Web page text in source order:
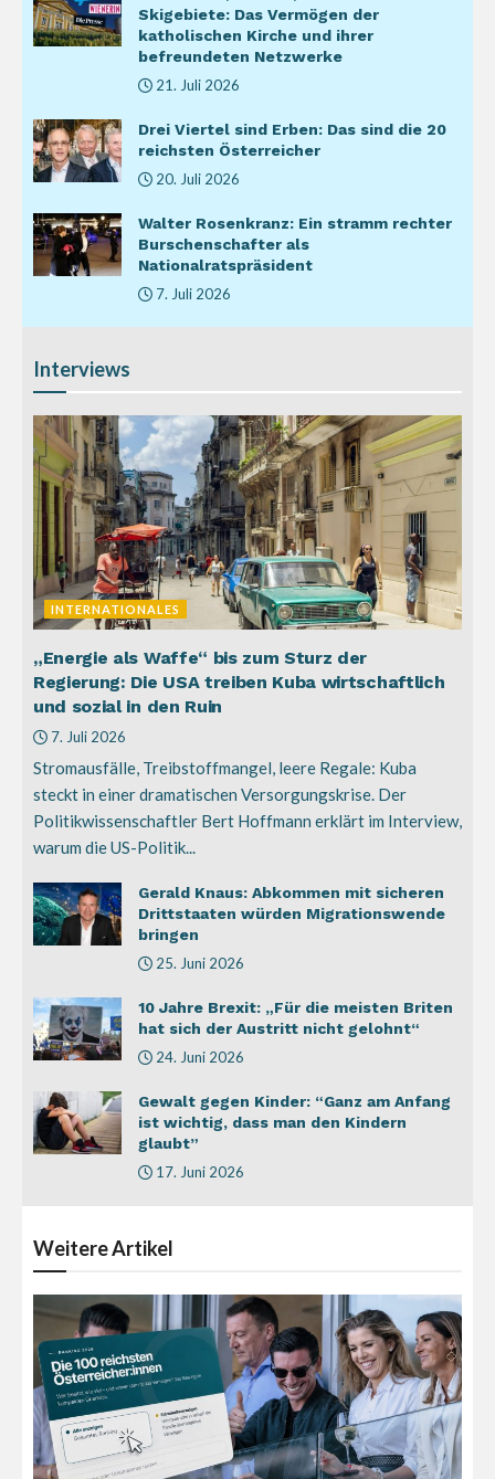
Skigebiete: Das Vermögen der
katholischen Kirche und ihrer
befreundeten Netzwerke
21. Juli 2026
Drei Viertel sind Erben: Das sind die 20
reichsten Österreicher
20. Juli 2026
Walter Rosenkranz: Ein stramm rechter
Burschenschafter als
Nationalratspräsident
7. Juli 2026
Interviews
INTERNATIONALES
„Energie als Waffe“ bis zum Sturz der
Regierung: Die USA treiben Kuba wirtschaftlich
und sozial in den Ruin
7. Juli 2026
Stromausfälle, Treibstoffmangel, leere Regale: Kuba
steckt in einer dramatischen Versorgungskrise. Der
Politikwissenschaftler Bert Hoffmann erklärt im Interview,
warum die US-Politik...
Gerald Knaus: Abkommen mit sicheren
Drittstaaten würden Migrationswende
bringen
25. Juni 2026
10 Jahre Brexit: „Für die meisten Briten
hat sich der Austritt nicht gelohnt“
24. Juni 2026
Gewalt gegen Kinder: “Ganz am Anfang
ist wichtig, dass man den Kindern
glaubt”
17. Juni 2026
WeitereArtikel